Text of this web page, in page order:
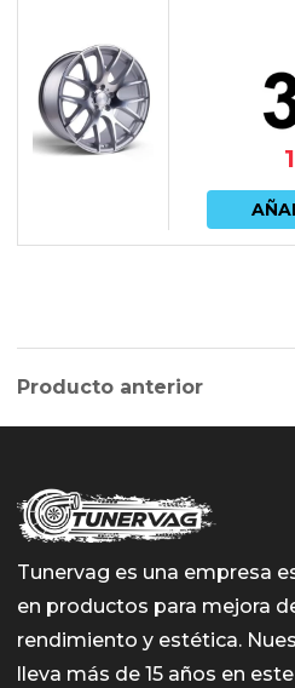
Producto anterior
Tunervag es una empresa
en productos para mejora
rendimiento y estética.
lleva más de 15 años en